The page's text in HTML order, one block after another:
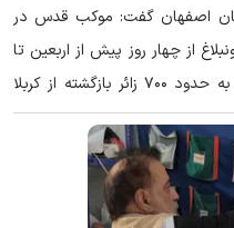
اصفهان گفت: موکب قدس در
از چهار روز پیش از اربعین تا
سه روز پس از این ایام در هر وعده به حدود ۷۰۰ زائر بازگشته از کربلا